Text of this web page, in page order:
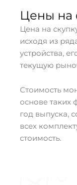
Цены на
Цена на
исходя из
устройства,
текущую
Стоимость
основе таких
год выпуска,
всех
стоимость.